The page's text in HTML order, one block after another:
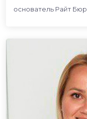
основатель Райт